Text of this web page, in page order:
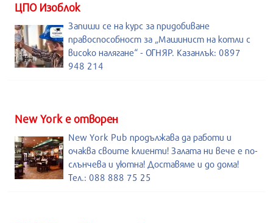
ЦПО Изоблок
Запиши се на курс за придобиване
правоспособност за „Машинист на котли с
високо налягане“ - ОГНЯР. Казанлък: 0897
948 214
New York е отворен
New York Pub продължава да работи и
очаква своите клиенти! Залата ни вече е по-
слънчева и уютна! Доставяме и до дома!
Тел.: 088 888 75 25